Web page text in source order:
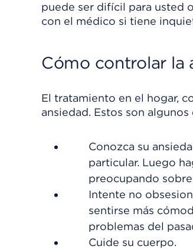
puede ser difícil para usted
con el médico si tiene
Cómo controlar la
El tratamiento en el hogar,
ansiedad. Estos son
Conozca su
particular. Luego
preocupando
Intente no
sentirse más
problemas del
Cuide su cuerpo.